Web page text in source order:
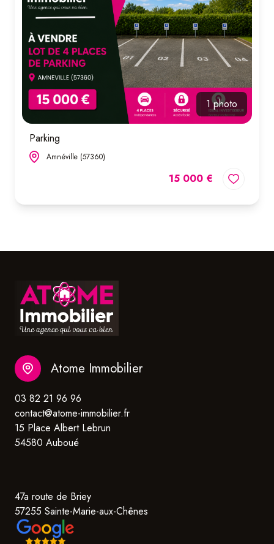
nos
services
1 photo
Parking
Amnéville (57360)
15 000 €
Atome Immobilier
03 82 21 96 96
contact@atome-immobilier.fr
15 Place Albert Lebrun
54580 Auboué
47a route de Briey
57255 Sainte-Marie-aux-Chênes